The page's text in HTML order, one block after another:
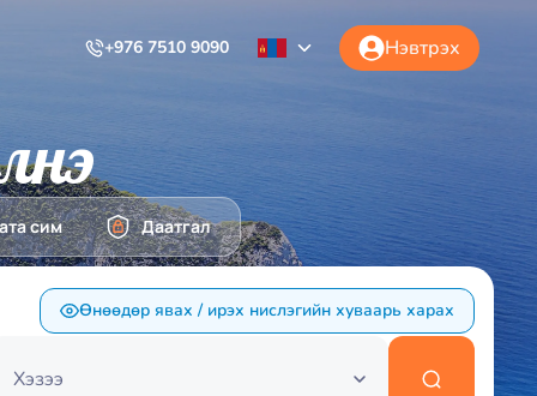
+976 7510 9090 Нэвтрэх
сим Даатгал
Өнөөдөр явах / ирэх нислэгийн хуваарь харах